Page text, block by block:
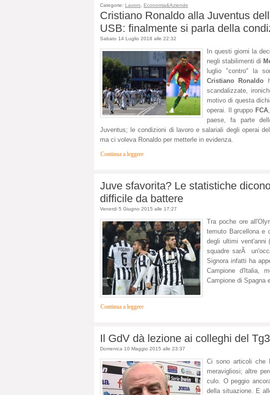
Categorie: Lavoro Economia&Aziende
Cristiano Ronaldo alla Juventus
USB: finalmente si parla della
Sabato 14 Luglio 2018 alle 22:32
In questi giorni la
negli stabilimenti di
luglio "contro" la
Cristiano Ronaldo
scandalizzate,
motivo di questa
operai. Il gruppo FCA
paese, fa parte
Juventus; le condizioni di lavoro e salariali degli operai
ma ci voleva Ronaldo per metterle in evidenza.
Continua a leggere
Juve sfavorita? Le statistiche
difficile da battere
Venerdi 5 Giugno 2015 alle 17:27
Tra poche ore
temuto Barcellona e
degli ultimi
squadre sarÃ
Signora infatti ha
Campione d'Italia,
Campione di Spagna
Continua a leggere
Il GdV dà lezione ai colleghi del
Domenica 10 Maggio 2015 alle 23:37
Ci sono articoli che
meravigliosi; altre
culo. O peggio
della situazione. E